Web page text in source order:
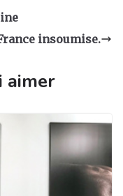
insoumise.
aimer